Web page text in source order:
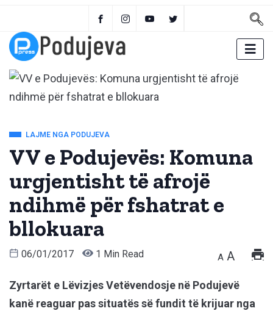
LAJME NGA PODUJEVA
VV e Podujevës: Komuna
urgjentisht të afrojë
ndihmë për fshatrat e
bllokuara
06/01/2017 1 Min Read A A
Zyrtarët e Lëvizjes Vetëvendosje në Podujevë
kanë reaguar pas situatës së fundit të krijuar nga